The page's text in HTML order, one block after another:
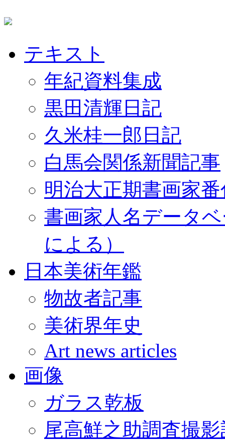
テキスト
年紀資料集成
黒田清輝日記
久米桂一郎日記
白馬会関係新聞記事
明治大正期書画家
書画家人名データ
による）
日本美術年鑑
物故者記事
美術界年史
Art news articles
画像
ガラス乾板
尾高鮮之助調査撮